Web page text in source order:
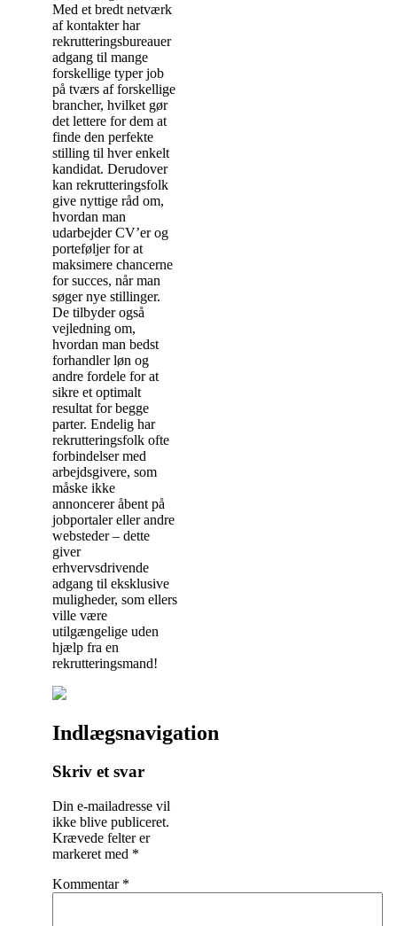
Med et bredt netværk
af kontakter har
rekrutteringsbureauer
adgang til mange
forskellige typer job
på tværs af forskellige
brancher, hvilket gør
det lettere for dem at
finde den perfekte
stilling til hver enkelt
kandidat. Derudover
kan rekrutteringsfolk
give nyttige råd om,
hvordan man
udarbejder CV’er og
porteføljer for at
maksimere chancerne
for succes, når man
søger nye stillinger.
De tilbyder også
vejledning om,
hvordan man bedst
forhandler løn og
andre fordele for at
sikre et optimalt
resultat for begge
parter. Endelig har
rekrutteringsfolk ofte
forbindelser med
arbejdsgivere, som
måske ikke
annoncerer åbent på
jobportaler eller andre
websteder – dette
giver
erhvervsdrivende
adgang til eksklusive
muligheder, som ellers
ville være
utilgængelige uden
hjælp fra en
rekrutteringsmand!
Indlægsnavigation
Skriv et svar
Din e-mailadresse vil
ikke blive publiceret.
Krævede felter er
markeret med *
Kommentar *